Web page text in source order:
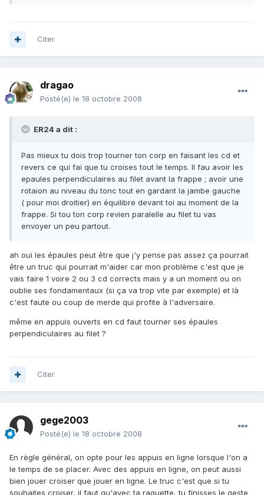
Citer
dragao
Posté(e) le 18 octobre 2008
ER24 a dit :
Pas mieux tu dois trop tourner ton corp en faisant les cd et
revers ce qui fai que tu croises tout le temps. Il fau avoir les
epaules perpendiculaires au filet avant la frappe ; avoir une
rotaion au niveau du tonc tout en gardant la jambe gauche
( pour moi droitier) en équilibre devant toi au moment de la
frappe. Si tou ton corp revien paralelle au filet tu vas
envoyer un peu partout.
ah oui les épaules peut être que j'y pense pas assez ça pourrait
être un truc qui pourrait m'aider car mon problème c'est que je
vais faire 1 voire 2 ou 3 cd corrects mais y a un moment ou on
oublie ses fondamentaux (si ça va trop vite par exemple) et là
c'est faute ou coup de merde qui profite à l'adversaire.
même en appuis ouverts en cd faut tourner ses épaules
perpendiculaires au filet ?
Citer
gege2003
Posté(e) le 18 octobre 2008
En règle général, on opte pour les appuis en ligne lorsque l'on a
le temps de se placer. Avec des appuis en ligne, on peut aussi
bien jouer croiser que jouer en ligne. Le truc c'est que si tu
souhaites croiser, il faut qu'avec ta raquette, tu finisses le geste